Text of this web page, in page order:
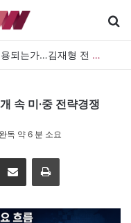
[출판] 표현의 자유는 어디까지 허용되는가…김재형 전 대법관 ‘언론과 인격권’
속 미·중 전략경쟁
완독 약 6 분 소요
이메일 인쇄